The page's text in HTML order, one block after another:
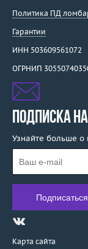
Политика ПД
Гарантии
ИНН 503609561072
ОГРНИП
ПОДПИСКА
Узнайте больше
Карта сайта